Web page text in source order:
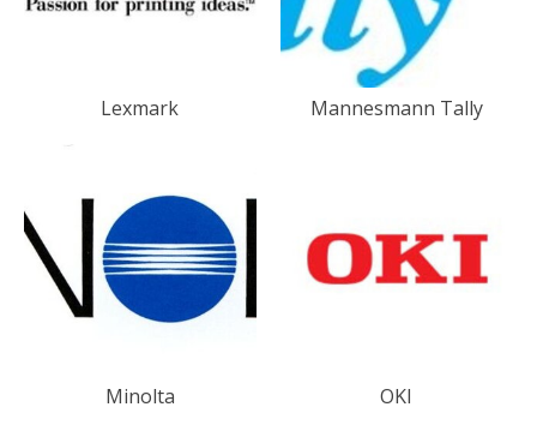
Lexmark Mannesmann Tally
Minolta OKI